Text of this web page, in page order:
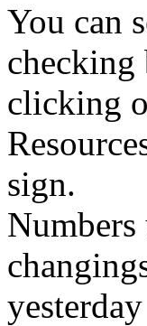
You can
checking
clicking
sign.